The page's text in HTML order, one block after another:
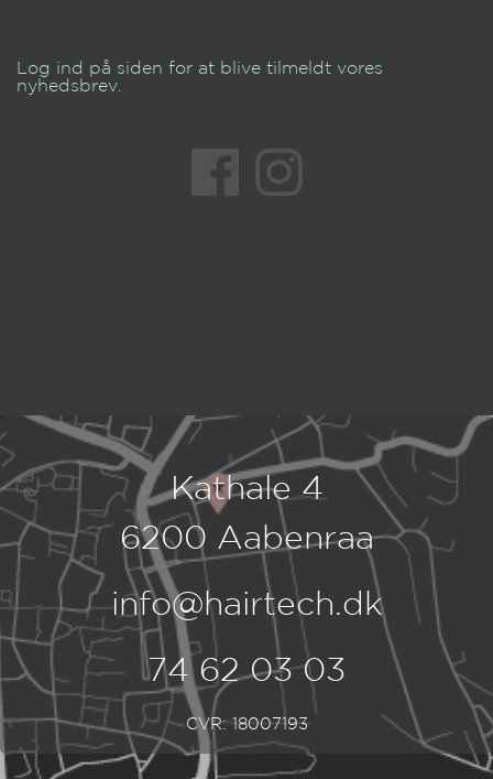
Log ind på siden for at blive tilmeldt vores
nyhedsbrev.
Kathale 4
6200 Aabenraa
info@hairtech.dk
74 62 03 03
CVR: 18007193